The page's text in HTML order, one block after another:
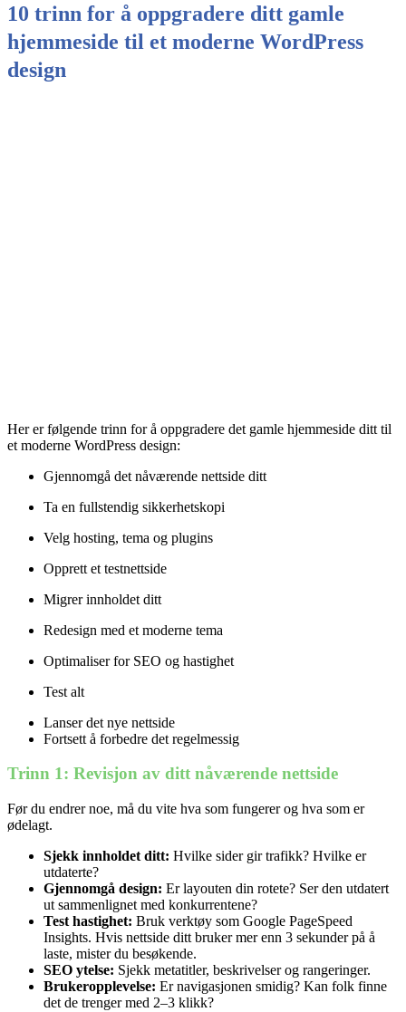
10 trinn for å oppgradere ditt gamle
hjemmeside til et moderne WordPress
design
Her er følgende trinn for å oppgradere det gamle hjemmeside ditt til
et moderne WordPress design:
Gjennomgå det nåværende nettside ditt
Ta en fullstendig sikkerhetskopi
Velg hosting, tema og plugins
Opprett et testnettside
Migrer innholdet ditt
Redesign med et moderne tema
Optimaliser for SEO og hastighet
Test alt
Lanser det nye nettside
Fortsett å forbedre det regelmessig
Trinn 1: Revisjon av ditt nåværende nettside
Før du endrer noe, må du vite hva som fungerer og hva som er
ødelagt.
Sjekk innholdet ditt: Hvilke sider gir trafikk? Hvilke er
utdaterte?
Gjennomgå design: Er layouten din rotete? Ser den utdatert
ut sammenlignet med konkurrentene?
Test hastighet: Bruk verktøy som Google PageSpeed ​​
Insights. Hvis nettside ditt bruker mer enn 3 sekunder på å
laste, mister du besøkende.
SEO ytelse: Sjekk metatitler, beskrivelser og rangeringer.
Brukeropplevelse: Er navigasjonen smidig? Kan folk finne
det de trenger med 2–3 klikk?